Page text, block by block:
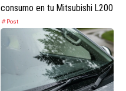
consumo en tu Mitsubishi L200
Post